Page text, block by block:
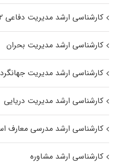
کارشناسی ارشد مدیریت دفاعی ۲
کارشناسی ارشد مدیریت بحران
کارشناسی ارشد مدیریت
کارشناسی ارشد مدیریت دریایی
کارشناسی ارشد مدرسی معارف
کارشناسی ارشد مشاوره